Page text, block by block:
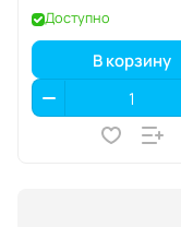
Доступно
В корзину